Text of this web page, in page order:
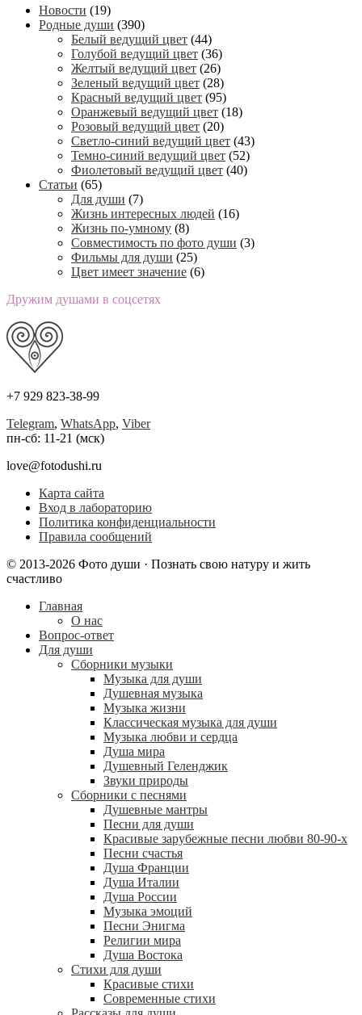
Новости (19)
Родные души (390)
Белый ведущий цвет (44)
Голубой ведущий цвет (36)
Желтый ведущий цвет (26)
Зеленый ведущий цвет (28)
Красный ведущий цвет (95)
Оранжевый ведущий цвет (18)
Розовый ведущий цвет (20)
Светло-синий ведущий цвет (43)
Темно-синий ведущий цвет (52)
Фиолетовый ведущий цвет (40)
Статьи (65)
Для души (7)
Жизнь интересных людей (16)
Жизнь по-умному (8)
Совместимость по фото души (3)
Фильмы для души (25)
Цвет имеет значение (6)
Дружим душами в соцсетях
+7 929 823-38-99
Telegram, WhatsApp, Viber
пн-сб: 11-21 (мск)
love@fotodushi.ru
Карта сайта
Вход в лабораторию
Политика конфиденциальности
Правила сообщений
© 2013-2026 Фото души · Познать свою натуру и жить
счастливо
Главная
О нас
Вопрос-ответ
Для души
Сборники музыки
Музыка для души
Душевная музыка
Музыка жизни
Классическая музыка для души
Музыка любви и сердца
Душа мира
Душевный Геленджик
Звуки природы
Сборники с песнями
Душевные мантры
Песни для души
Красивые зарубежные песни любви 80-90-х
Песни счастья
Душа Франции
Душа Италии
Душа России
Музыка эмоций
Песни Энигма
Религии мира
Душа Востока
Стихи для души
Красивые стихи
Современные стихи